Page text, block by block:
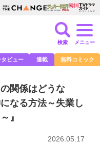
検索 メニュー
タビュー 連載 無料コミック
関係はどうな
なる方法～失業し
』
2026.05.17